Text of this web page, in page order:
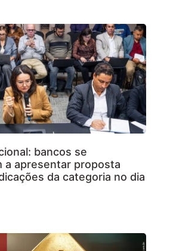
bancos se
a apresentar proposta
da categoria no dia